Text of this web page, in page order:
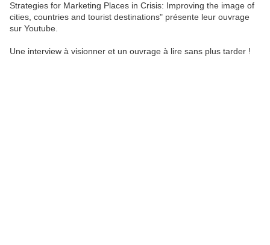
Strategies for Marketing Places in Crisis: Improving the image of
cities, countries and tourist destinations" présente leur ouvrage
sur Youtube.
Une interview à visionner et un ouvrage à lire sans plus tarder !